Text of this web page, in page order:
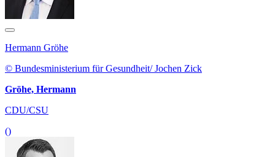
Hermann Gröhe
© Bundesministerium für Gesundheit/ Jochen Zick
Gröhe, Hermann
CDU/CSU
()